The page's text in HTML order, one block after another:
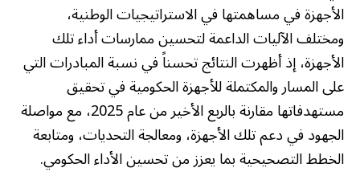
الأجهزة في مساهمتها في الاستراتيجيات الوطنية،
ومختلف الآليات الداعمة لتحسين ممارسات أداء تلك
الأجهزة، إذ أظهرت النتائج تحسناً في نسبة المبادرات التي
على المسار والمكتملة للأجهزة الحكومية في تحقيق
مستهدفاتها مقارنة بالربع الأخير من عام 2025، مع مواصلة
الجهود في دعم تلك الأجهزة، ومعالجة التحديات، ومتابعة
الخطط التصحيحية بما يعزز من تحسين الأداء الحكومي.